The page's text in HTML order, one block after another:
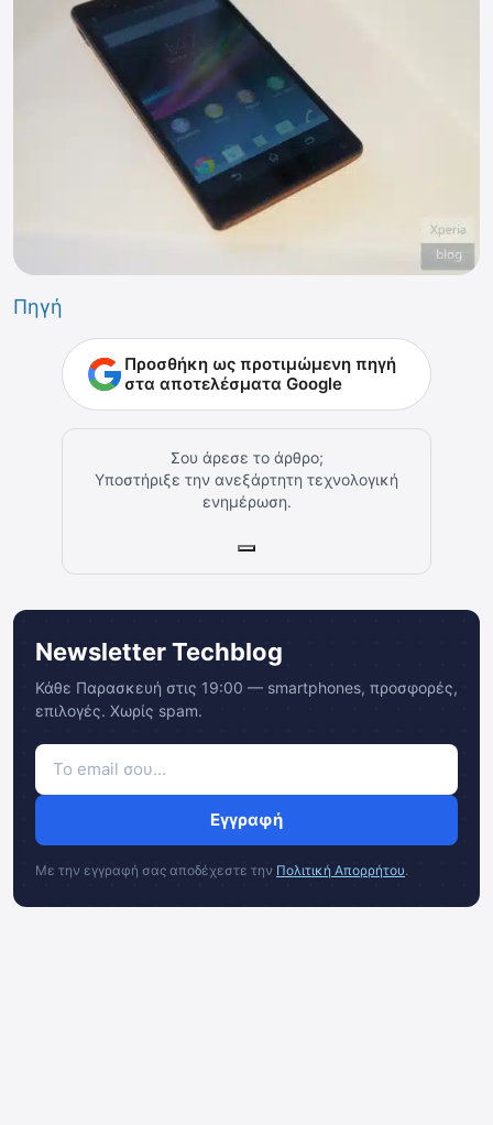
Πηγή
Προσθήκη ως προτιμώμενη πηγή
στα αποτελέσματα Google
Σου άρεσε το άρθρο;
Υποστήριξε την ανεξάρτητη τεχνολογική
ενημέρωση.
Newsletter Techblog
Κάθε Παρασκευή στις 19:00 — smartphones, προσφορές,
επιλογές. Χωρίς spam.
Εγγραφή
Με την εγγραφή σας αποδέχεστε την Πολιτική Απορρήτου.